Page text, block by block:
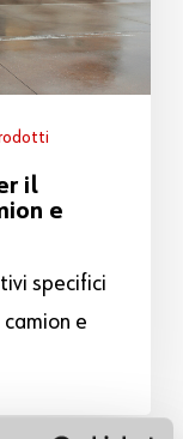
il
e
specifici
e